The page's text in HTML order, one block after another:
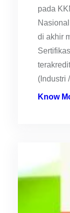
pada
di akhir
(Industri
Know